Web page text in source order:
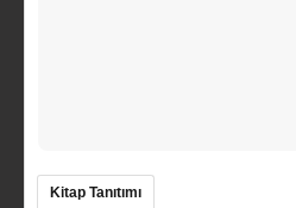
Kitap Tanıtımı